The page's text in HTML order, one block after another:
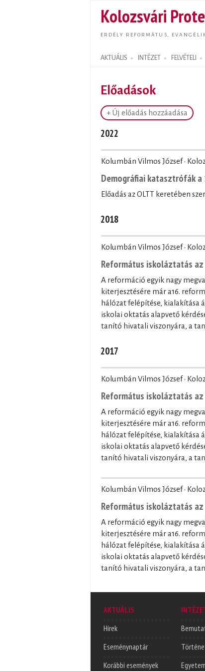
Kolozsvári
ERDÉLY REFORMÁTUS,
AKTUÁLIS INTÉZET FELVÉTELI
Search form
Előadások
+ Új előadás hozzáadása
2022
Kolumbán Vilmos József ·
Demográfiai katasztrófák a
Előadás az OLTT keretében
2018
Kolumbán Vilmos József ·
Református iskoláztatás
A reformáció egyik nagy
kiterjesztésére már a16.
hálózat felépítése, kialakítása
iskolai oktatás alapvető
tanító hivatali viszonyára, a
2017
Kolumbán Vilmos József ·
Református iskoláztatás
A reformáció egyik nagy
kiterjesztésére már a16.
hálózat felépítése, kialakítása
iskolai oktatás alapvető
tanító hivatali viszonyára, a
Kolumbán Vilmos József ·
Református iskoláztatás
A reformáció egyik nagy
kiterjesztésére már a16.
hálózat felépítése, kialakítása
iskolai oktatás alapvető
tanító hivatali viszonyára, a
AKTUÁLIS
Hírek
Eseménynaptár
Korábbi események